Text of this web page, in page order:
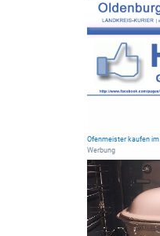
Ofenmeister kaufen im
Werbung